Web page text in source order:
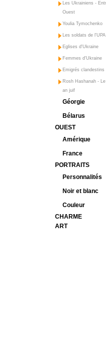
Les Ukrainiens -
Ouest
Youlia Tymochenko
Les soldats de l'UPA
Eglises d'Ukraine
Femmes d'Ukraine
Emigrés clandestins
Rosh Hashanah - Le
an juif
Géorgie
Bélarus
OUEST
Amérique
France
PORTRAITS
Personnalités
Noir et blanc
Couleur
CHARME
ART